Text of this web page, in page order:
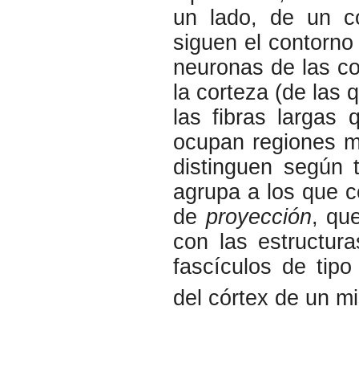
un lado, de un
siguen el
neuronas de las
la corteza (de las
las fibras largas
ocupan regiones
distinguen
agrupa a los que
de proyección,
con las
fascículos de tipo
del córtex de un